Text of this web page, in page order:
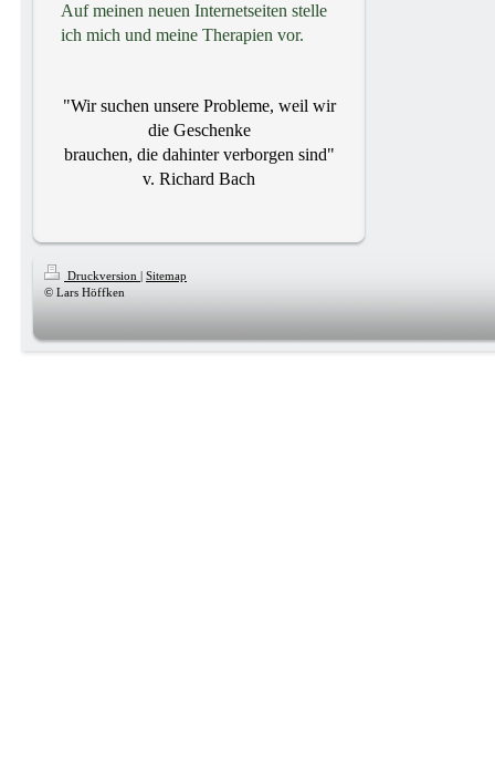
Auf meinen neuen Internetseiten stelle
ich mich und meine Therapien vor.
"Wir suchen unsere Probleme, weil wir
die Geschenke
brauchen, die dahinter verborgen sind"
v. Richard Bach
Druckversion | Sitemap
© Lars Höffken